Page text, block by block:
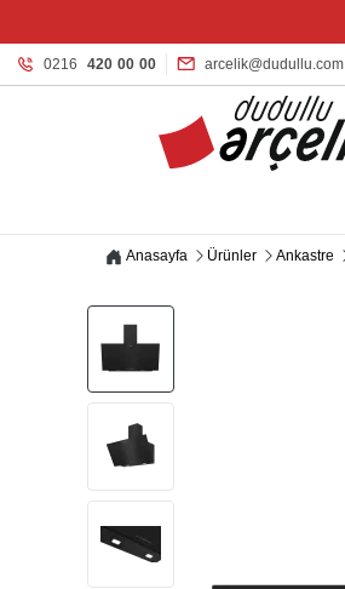
0216 420 00 00 arcelik@dudullu.com
Anasayfa Ürünler Ankastre